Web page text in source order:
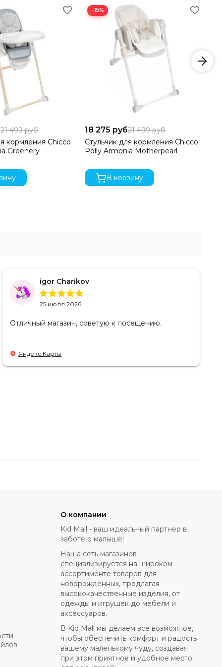
21 499 руб
кормления Chicco
Greenery
−15%
18 275 руб21 499 руб
Стульчик для кормления Chicco
Polly Armonia Motherpearl
В корзину
igor Charikov
25 июля 2026
Отличный магазин, советую к посещению.
Яндекс Карты
О компании
Kid Mall - ваш идеальный партнер в
заботе о малыше!
Наша сеть магазинов
специализируется на широком
ассортименте товаров для
новорожденных, предлагая
высококачественные изделия, от
одежды и игрушек до мебели и
аксессуаров.
В Kid Mall мы делаем все возможное,
чтобы обеспечить комфорт и радость
вашему маленькому чуду, создавая
при этом приятное и удобное место